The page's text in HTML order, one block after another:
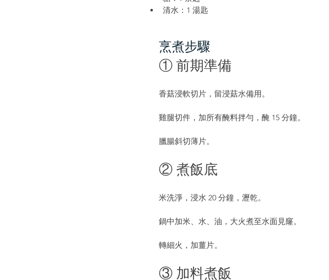
清水：1 湯匙
​烹煮步驟
① 前期準備
香菇浸軟切片，留浸菇水備用。
雞腿切件，加所有醃料拌勻，醃 15 分鐘。
臘腸斜切薄片。
② 煮飯底
米洗淨，浸水 20 分鐘，瀝乾。
鍋中加米、水、油，大火煮至水面見窿。
轉細火，加薑片。
③ 加料煮飯